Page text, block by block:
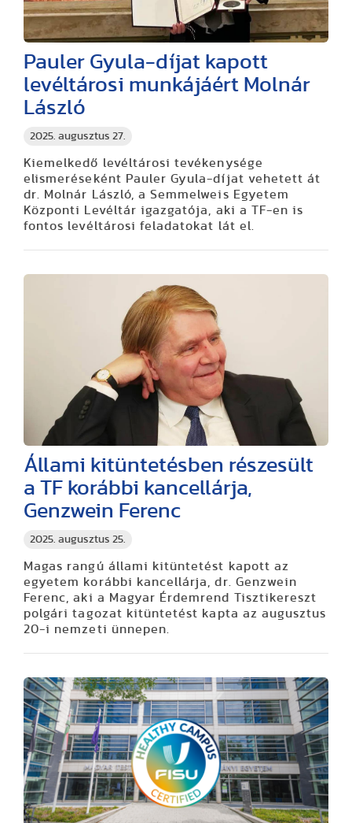
2025. augusztus 27.
Pauler Gyula-díjat kapott
levéltárosi munkájáért Molnár
László
Kiemelkedő levéltárosi tevékenysége
elismeréseként Pauler Gyula-díjat vehetett át
dr. Molnár László, a Semmelweis Egyetem
Központi Levéltár igazgatója, aki a TF-en is
fontos levéltárosi feladatokat lát el.
2025. augusztus 25.
Állami kitüntetésben részesült
a TF korábbi kancellárja,
Genzwein Ferenc
Magas rangú állami kitüntetést kapott az
egyetem korábbi kancellárja, dr. Genzwein
Ferenc, aki a Magyar Érdemrend Tisztikereszt
polgári tagozat kitüntetést kapta az augusztus
20-i nemzeti ünnepen.